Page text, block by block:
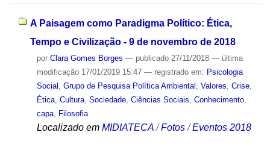
A Paisagem como Paradigma Político: Ética,
Tempo e Civilização - 9 de novembro de 2018
por Clara Gomes Borges — publicado27/11/2018 — última
modificação17/01/2019 15:47 — registrado em: Psicologia
Social
Grupo de Pesquisa Política Ambiental Valores Crise,
Ética, Cultura, Sociedade, Ciências Sociais Conhecimento,
capa, Filosofia
Localizado em MIDIATECA /Fotos /Eventos 2018